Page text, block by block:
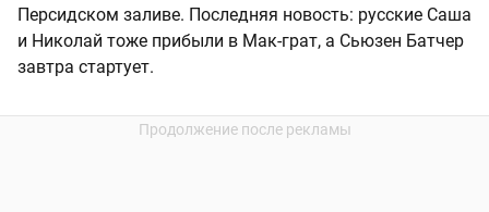
Персидском заливе. Последняя новость: русские Саша
и Николай тоже прибыли в Мак-грат, а Сьюзен Батчер
завтра стартует.